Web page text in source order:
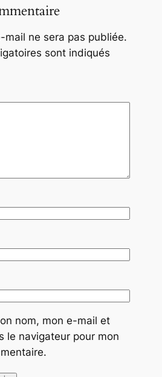
mail ne sera pas publiée.
sont indiqués
nom, mon e-mail et
le navigateur pour mon